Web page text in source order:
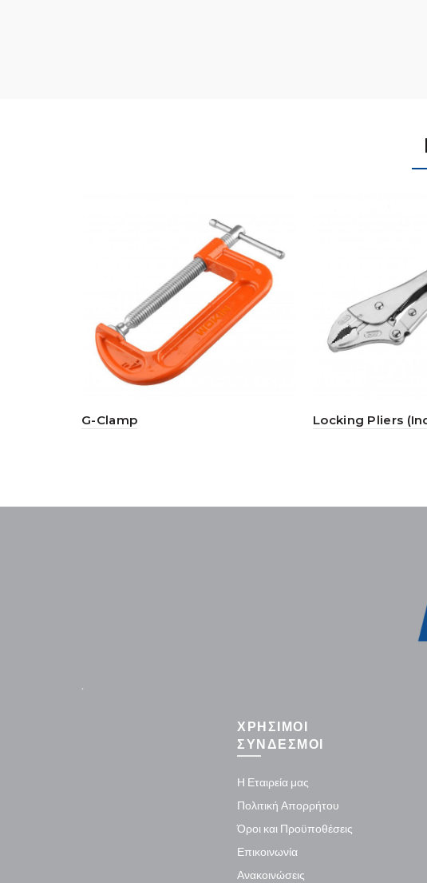
G-Clamp Locking Pliers
.
ΧΡΗΣΙΜΟΙ
ΣΥΝΔΕΣΜΟΙ
Η Εταιρεία μας
Πολιτική Απορρήτου
Όροι και Προϋποθέσεις
Επικοινωνία
Ανακοινώσεις